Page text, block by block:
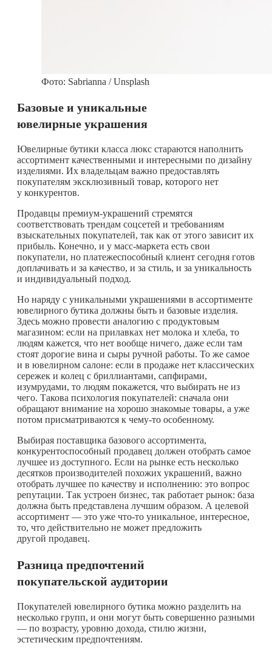
Фото: Sabrianna / Unsplash
Базовые и уникальные
ювелирные украшения
Ювелирные бутики класса люкс стараются наполнить
ассортимент качественными и интересными по дизайну
изделиями. Их владельцам важно предоставлять
покупателям эксклюзивный товар, которого нет
у конкурентов.
Продавцы премиум-украшений стремятся
соответствовать трендам соцсетей и требованиям
взыскательных покупателей, так как от этого зависит их
прибыль. Конечно, и у масс-маркета есть свои
покупатели, но платежеспособный клиент сегодня готов
доплачивать и за качество, и за стиль, и за уникальность
и индивидуальный подход.
Но наряду с уникальными украшениями в ассортименте
ювелирного бутика должны быть и базовые изделия.
Здесь можно провести аналогию с продуктовым
магазином: если на прилавках нет молока и хлеба, то
людям кажется, что нет вообще ничего, даже если там
стоят дорогие вина и сыры ручной работы. То же самое
и в ювелирном салоне: если в продаже нет классических
сережек и колец с бриллиантами, сапфирами,
изумрудами, то людям покажется, что выбирать не из
чего. Такова психология покупателей: сначала они
обращают внимание на хорошо знакомые товары, а уже
потом присматриваются к чему-то особенному.
Выбирая поставщика базового ассортимента,
конкурентоспособный продавец должен отобрать самое
лучшее из доступного. Если на рынке есть несколько
десятков производителей похожих украшений, важно
отобрать лучшее по качеству и исполнению: это вопрос
репутации. Так устроен бизнес, так работает рынок: база
должна быть представлена лучшим образом. А целевой
ассортимент — это уже что-то уникальное, интересное,
то, что действительно не может предложить
другой продавец.
Разница предпочтений
покупательской аудитории
Покупателей ювелирного бутика можно разделить на
несколько групп, и они могут быть совершенно разными
— по возрасту, уровню дохода, стилю жизни,
эстетическим предпочтениям.